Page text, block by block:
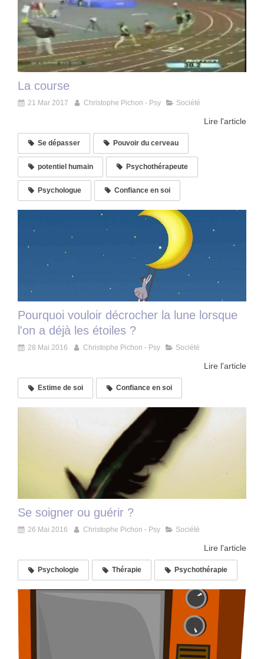
La course
21 Mar 2017 Christophe Pichon - Psy Société
Lire l'article
Se dépasser Pouvoir du cerveau
potentiel humain Psychothérapeute
Psychologue Confiance en soi
Pourquoi vouloir décrocher la lune lorsque
l'on a déjà les étoiles ?
28 Mai 2016 Christophe Pichon - Psy Société
Lire l'article
Estime de soi Confiance en soi
Se soigner ou guérir ?
26 Mai 2016 Christophe Pichon - Psy Société
Lire l'article
Psychologie Thérapie Psychothérapie